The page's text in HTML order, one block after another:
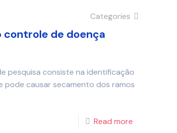
Categories
controle de doença
pesquisa consiste na identificação
pode causar secamento dos ramos
Read more